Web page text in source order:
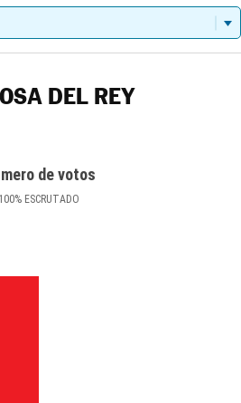
DEL REY
de votos
100% ESCRUTADO